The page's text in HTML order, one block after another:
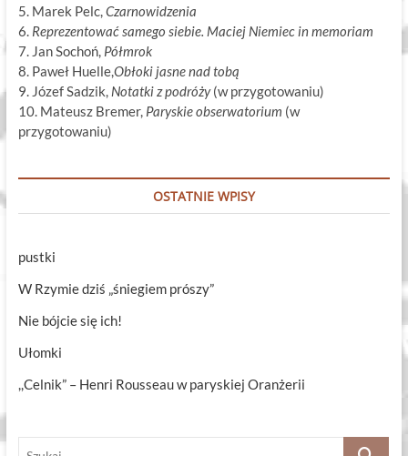
5. Marek Pelc,Czarnowidzenia
6. Reprezentować samego siebie. Maciej Niemiec in memoriam
7. Jan Sochoń, Półmrok
8. Paweł Huelle,Obłoki jasne nad tobą
9. Józef Sadzik, Notatki z podróży(w przygotowaniu)
10. Mateusz Bremer, Paryskie obserwatorium (w
przygotowaniu)
OSTATNIE WPISY
pustki
W Rzymie dziś „śniegiem prószy”
Nie bójcie się ich!
Ułomki
,,Celnik” – Henri Rousseau w paryskiej Oranżerii
Szukaj